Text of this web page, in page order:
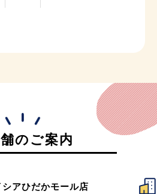
のご案内
シアひだかモール店